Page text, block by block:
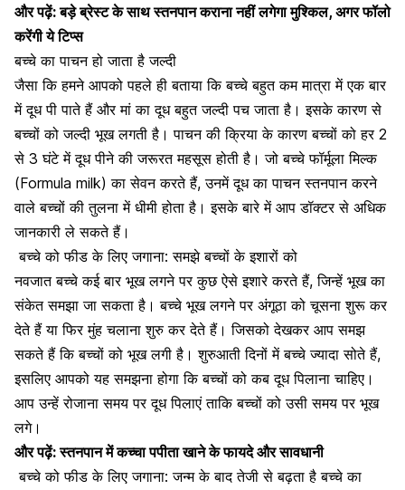
और पढ़ें:बड़े ब्रेस्ट के साथ स्तनपान कराना नहीं लगेगा मुश्किल, अगर फॉलो
करेंगी ये टिप्स
बच्चे का पाचन हो जाता है जल्दी
जैसा कि हमने आपको पहले ही बताया कि बच्चे बहुत कम मात्रा में एक बार
में दूध पी पाते हैं और मां का दूध बहुत जल्दी पच जाता है। इसके कारण से
बच्चों को जल्दी भूख लगती है। पाचन की क्रिया के कारण बच्चों को हर 2
से 3 घंटे में दूध पीने की जरूरत महसूस होती है। जो बच्चे फॉर्मूला मिल्क
(Formula milk) का सेवन करते हैं, उनमें दूध का पाचनस्तनपान करने
वाले बच्चों की तुलना में धीमी होता है। इसके बारे में आप डॉक्टर से अधिक
जानकारी ले सकते हैं।
बच्चे को फीड के लिए जगाना: समझे बच्चों के इशारों को
नवजात बच्चे कई बार भूख लगने पर कुछ ऐसे इशारे करते हैं, जिन्हें भूख का
संकेत समझा जा सकता है। बच्चे भूख लगने पर अंगूठा को चूसना शुरू कर
देते हैं या फिर मुंह चलाना शुरु कर देते हैं। जिसको देखकर आप समझ
सकते हैं कि बच्चों को भूख लगी है। शुरुआती दिनों में बच्चे ज्यादा सोते हैं,
इसलिए आपको यह समझना होगा कि बच्चों को कब दूध पिलाना चाहिए।
आप उन्हें रोजाना समय पर दूध पिलाएं ताकि बच्चों को उसी समय पर भूख
लगे।
और पढ़ें:स्तनपान में कच्चा पपीता खाने के फायदे और सावधानी
बच्चे को फीड के लिए जगाना: जन्म के बाद तेजी से बढ़ता है बच्चे का